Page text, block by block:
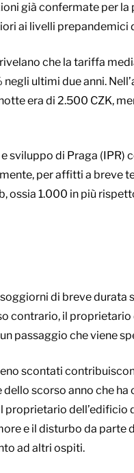
già confermate per la
ai livelli prepandemici
che la tariffa
ultimi due anni.
era di 2.500 CZK,
sviluppo di Praga (IPR)
per affitti a breve
1.000 in più
di breve durata
contrario, il
passaggio che viene
scontati
dello scorso anno che
e il disturbo da parte
ad altri ospiti.